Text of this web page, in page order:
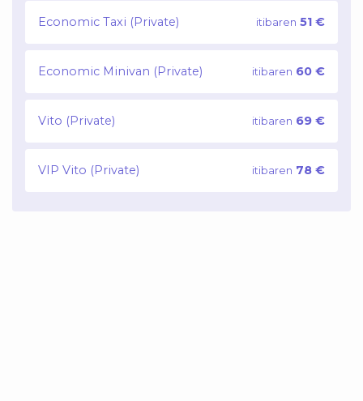
Economic Taxi (Private) itibaren 51 €
Economic Minivan (Private) itibaren 60 €
Vito (Private) itibaren 69 €
VIP Vito (Private) itibaren 78 €